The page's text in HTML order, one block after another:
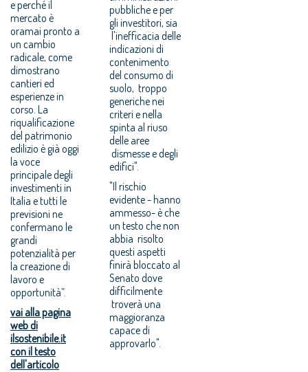
e perché il
mercato è
oramai pronto a
un cambio
radicale, come
dimostrano
cantieri ed
esperienze in
corso. La
riqualificazione
del patrimonio
edilizio è già oggi
la voce
principale degli
investimenti in
Italia e tutti le
previsioni ne
confermano le
grandi
potenzialità per
la creazione di
lavoro e
opportunità”.
vai alla pagina
web di
ilsostenibile.it
con il testo
dell'articolo
pubbliche e per
gli investitori, sia
l'inefficacia delle
indicazioni di
contenimento
del consumo di
suolo, troppo
generiche nei
criteri e nella
spinta al riuso
delle aree
dismesse e degli
edifici".
"Il rischio
evidente - hanno
ammesso- è che
un testo che non
abbia risolto
questi aspetti
finirà bloccato al
Senato dove
difficilmente
troverà una
maggioranza
capace di
approvarlo".